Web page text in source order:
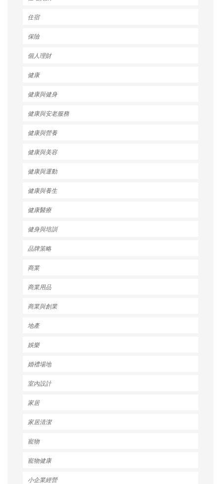
住宿
保險
個人理財
健康
健康與健身
健康與安老服務
健康與營養
健康與美容
健康與運動
健康與養生
健康醫療
健身與培訓
品牌策略
商業
商業用品
商業與創業
地產
娛樂
婚禮場地
室內設計
家居
家居清潔
寵物
寵物健康
小企業經營